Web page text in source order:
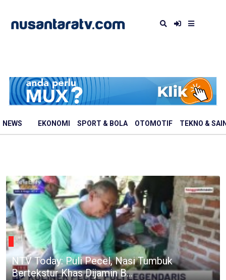
NEWS EKONOMI SPORT & BOLA OTOMOTIF TEKNO &
NTV Today: Puli Pecel, Nasi Tumbuk
Bertekstur Khas Dijamin B...